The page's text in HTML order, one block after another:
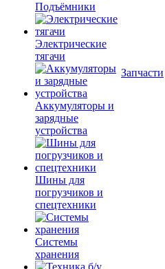
Подъёмники
Электрические
тягачи
Аккумуляторы и
зарядные
устройства
Шины для
погрузчиков и
спецтехники
Системы
хранения
Запчасти